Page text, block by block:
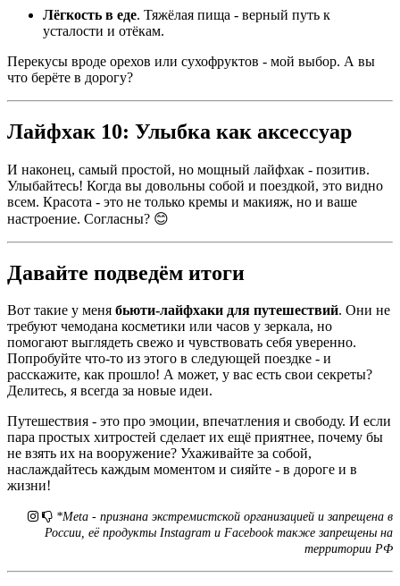
Лёгкость в еде. Тяжёлая пища - верный путь к
усталости и отёкам.
Перекусы вроде орехов или сухофруктов - мой выбор. А вы
что берёте в дорогу?
Лайфхак 10: Улыбка как аксессуар
И наконец, самый простой, но мощный лайфхак - позитив.
Улыбайтесь! Когда вы довольны собой и поездкой, это видно
всем. Красота - это не только кремы и макияж, но и ваше
настроение. Согласны? 😊
Давайте подведём итоги
Вот такие у меня бьюти-лайфхаки для путешествий. Они не
требуют чемодана косметики или часов у зеркала, но
помогают выглядеть свежо и чувствовать себя уверенно.
Попробуйте что-то из этого в следующей поездке - и
расскажите, как прошло! А может, у вас есть свои секреты?
Делитесь, я всегда за новые идеи.
Путешествия - это про эмоции, впечатления и свободу. И если
пара простых хитростей сделает их ещё приятнее, почему бы
не взять их на вооружение? Ухаживайте за собой,
наслаждайтесь каждым моментом и сияйте - в дороге и в
жизни!
*Meta - признана экстремистской организацией и запрещена в
России, её продукты Instagram и Facebook также запрещены на
территории РФ